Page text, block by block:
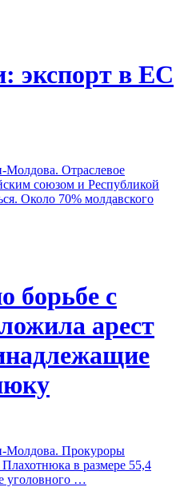
экспорт в ЕС
Отраслевое
союзом и Республикой
Около 70% молдавского
борьбе с
арест
Прокуроры
в размере 55,4
уголовного …